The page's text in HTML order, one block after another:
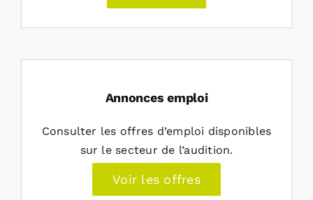
Annonces emploi
Consulter les offres d’emploi disponibles
sur le secteur de l’audition.
Voir les offres